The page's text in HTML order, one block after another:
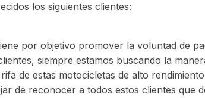
los siguientes clientes:
por objetivo promover la voluntad de
siempre estamos buscando la
de estas motocicletas de alto
de reconocer a todos estos clientes